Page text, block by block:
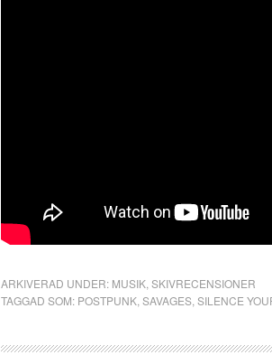
ARKIVERAD UNDER: MUSIK SKIVRECENSIONER
TAGGAD SOM: POSTPUNK SAVAGES SILENCE